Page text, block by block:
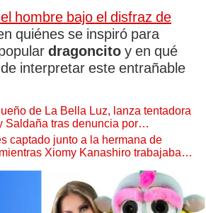
hombre bajo el disfraz de
quiénes se inspiró para
dragoncito y en qué
interpretar este entrañable
de La Bella Luz, lanza tentadora
Saldaña tras denuncia por
captado junto a la hermana de
Xiomy Kanashiro trabajaba: